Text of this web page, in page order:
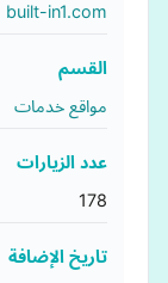
built-in1.com
القسم
مواقع خدمات
عدد الزيارات
178
تاريخ الإضافة